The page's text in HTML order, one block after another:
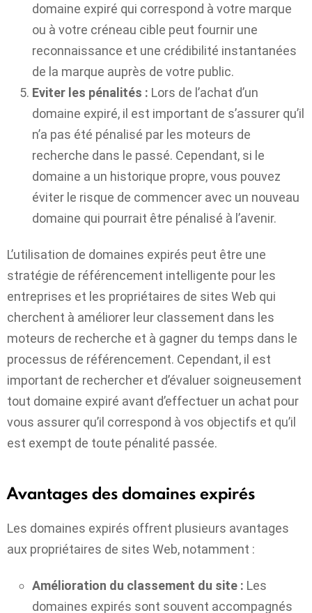
domaine expiré qui correspond à votre marque
ou à votre créneau cible peut fournir une
reconnaissance et une crédibilité instantanées
de la marque auprès de votre public.
Eviter les pénalités : Lors de l’achat d’un
domaine expiré, il est important de s’assurer qu’il
n’a pas été pénalisé par les moteurs de
recherche dans le passé. Cependant, si le
domaine a un historique propre, vous pouvez
éviter le risque de commencer avec un nouveau
domaine qui pourrait être pénalisé à l’avenir.
L’utilisation de domaines expirés peut être une
stratégie de référencement intelligente pour les
entreprises et les propriétaires de sites Web qui
cherchent à améliorer leur classement dans les
moteurs de recherche et à gagner du temps dans le
processus de référencement. Cependant, il est
important de rechercher et d’évaluer soigneusement
tout domaine expiré avant d’effectuer un achat pour
vous assurer qu’il correspond à vos objectifs et qu’il
est exempt de toute pénalité passée.
Avantages des domaines expirés
Les domaines expirés offrent plusieurs avantages
aux propriétaires de sites Web, notamment :
Amélioration du classement du site : Les
domaines expirés sont souvent accompagnés